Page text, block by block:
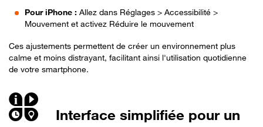
Pour iPhone : Allez dans Réglages > Accessibilité >
Mouvement et activez Réduire le mouvement
Ces ajustements permettent de créer un environnement plus
calme et moins distrayant, facilitant ainsi l'utilisation quotidienne
de votre smartphone.
Interface simplifiée pour un